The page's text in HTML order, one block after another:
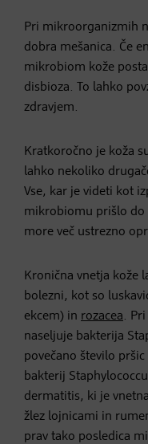
Pri mikroorganizmih
dobra mešanica. Če
mikrobiom kože
disbioza. To lahko
zdravjem.
Kratkoročno je koža
lahko nekoliko
Vse, kar je videti kot
mikrobiomu prišlo do
more več ustrezno
Kronična vnetja kože
bolezni, kot so
ekcem) in rozacea.
naseljuje bakterija
povečano število
bakterij
dermatitis, ki je
žlez lojnicami in
prav tako posledica